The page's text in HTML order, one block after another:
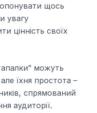
щось
увагу
цінність своїх
можуть
їхня простота –
спрямований
аудиторії.